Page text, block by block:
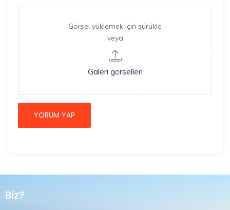
Görsel yüklemek için sürükle
veya
Galeri görselleri
Biz?